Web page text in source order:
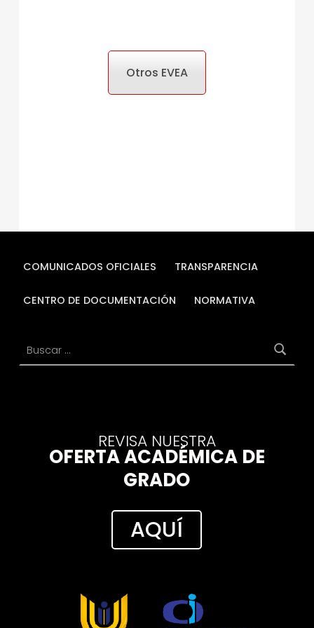
Otros EVEA
COMUNICADOS OFICIALES TRANSPARENCIA
CENTRO DE DOCUMENTACIÓN NORMATIVA
REVISA NUESTRA
OFERTA ACADÉMICA DE
GRADO
AQUÍ